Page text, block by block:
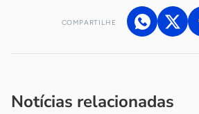
COMPARTILHE
Notícias relacionadas